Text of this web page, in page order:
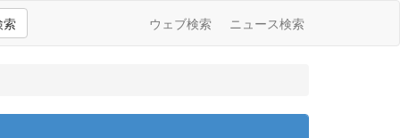
索 ウェブ検索 ニュース検索